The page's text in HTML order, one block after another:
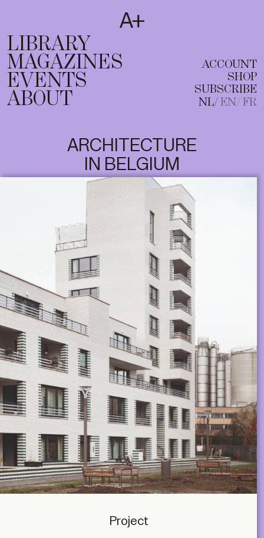
T
EN FR
LIBRARY
MAGAZINES
EVENTS
ABOUT
ACCOUNT
SHOP
SUBSCRIBE
NL EN FR
ARCHITECTURE
IN BELGIUM
Project